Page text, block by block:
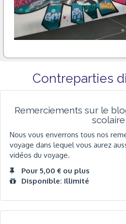
Contreparties
Remerciements sur le
scolaire
Nous vous enverrons tous nos
voyage dans lequel vous aurez
vidéos du voyage.
Pour 5,00 € ou plus
Disponible: Illimité